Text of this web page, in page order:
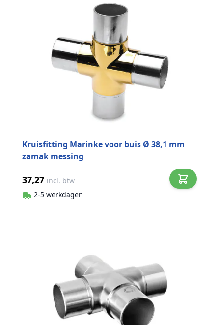
Kruisfitting Marinke voor buis Ø 38,1 mm
zamak messing
37,27 incl. btw
2-5 werkdagen